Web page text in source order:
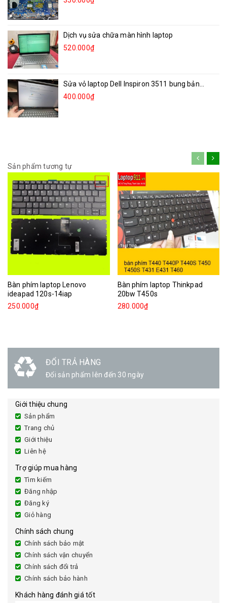
Dịch vụ sửa chữa màn hình laptop
520.000₫
Sửa vỏ laptop Dell Inspiron 3511 bung bản...
400.000₫
Sản phẩm tương tự
Bàn phím laptop Lenovo
ideapad 120s-14iap
250.000₫
Bàn phím laptop Thinkpad
20bw T450s
280.000₫
ĐỔI TRẢ HÀNG
Đổi sản phẩm lên đến 30 ngày
Giới thiệu chung
Sản phẩm
Trang chủ
Giới thiệu
Liên hệ
Trợ giúp mua hàng
Tìm kiếm
Đăng nhập
Đăng ký
Giỏ hàng
Chính sách chung
Chính sách bảo mật
Chính sách vận chuyển
Chính sách đổi trả
Chính sách bảo hành
Khách hàng đánh giá tốt